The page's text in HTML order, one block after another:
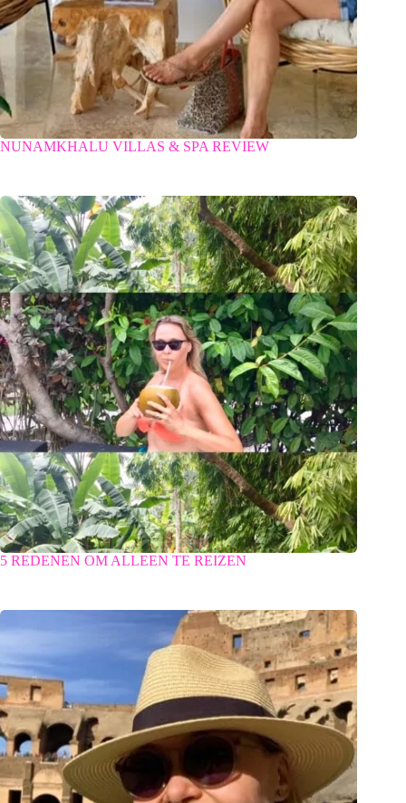
NUNAMKHALU VILLAS & SPA REVIEW
5 REDENEN OM ALLEEN TE REIZEN